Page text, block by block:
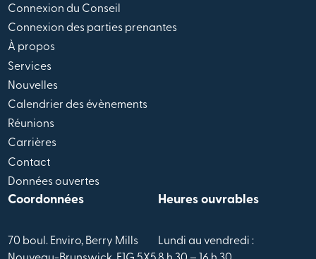
Connexion du Conseil
Connexion des parties prenantes
À propos
Services
Nouvelles
Calendrier des évènements
Réunions
Carrières
Contact
Données ouvertes
Coordonnées
70 boul. Enviro, Berry Mills
Heures ouvrables
Lundi au vendredi :